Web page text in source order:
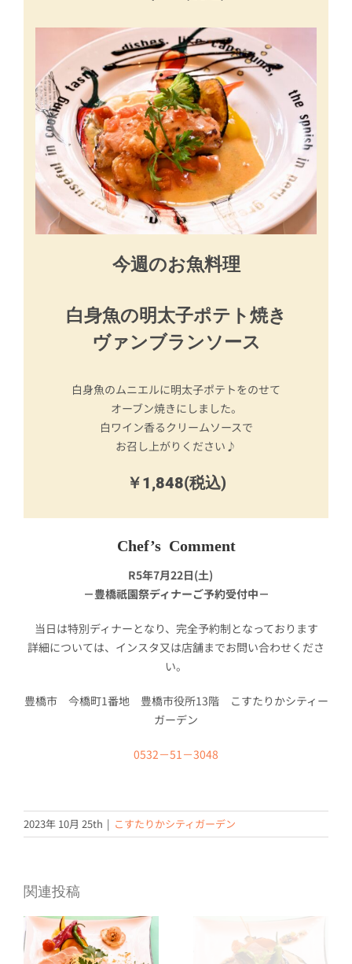
今週のお魚料理
白身魚の明太子ポテト焼き
ヴァンブランソース
白身魚のムニエルに明太子ポテトをのせて
オーブン焼きにしました。
白ワイン香るクリームソースで
お召し上がりください♪
￥1,848(税込)
Chef’s Comment
R5年7月22日(土)
－豊橋祇園祭ディナーご予約受付中－
当日は特別ディナーとなり、完全予約制となっております
詳細については、インスタ又は店舗までお問い合わせくださ
い。
豊橋市 今橋町1番地 豊橋市役所13階 こすたりかシティー
ガーデン
0532－51－3048
2023年 10月 25th | こすたりかシティガーデン
関連投稿